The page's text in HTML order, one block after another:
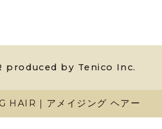
produced by Tenico Inc.
HAIR｜アメイジング ヘアー